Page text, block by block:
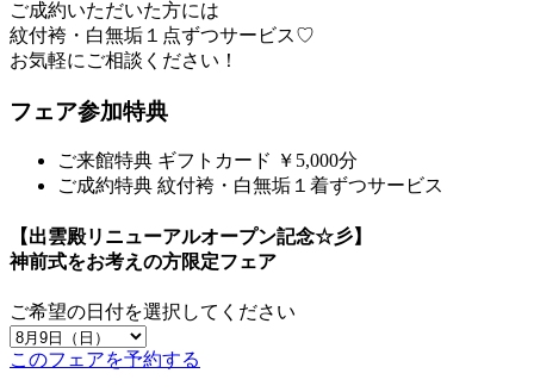
ご成約いただいた方には
紋付袴・白無垢１点ずつサービス♡
お気軽にご相談ください！
フェア参加特典
ご来館特典 ギフトカード ￥5,000分
ご成約特典 紋付袴・白無垢１着ずつサービス
【出雲殿リニューアルオープン記念☆彡】
神前式をお考えの方限定フェア
ご希望の日付を選択してください
このフェアを予約する